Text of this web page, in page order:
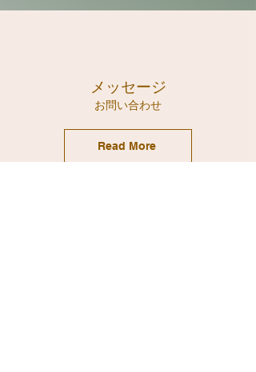
メッセージ
​お問い合わせ
Read More